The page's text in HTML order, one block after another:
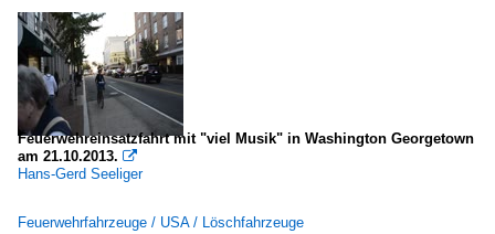
Feuerwehreinsatzfahrt mit "viel Musik" in Washington Georgetown
am 21.10.2013. 
Hans-Gerd Seeliger
Feuerwehrfahrzeuge / USA / Löschfahrzeuge